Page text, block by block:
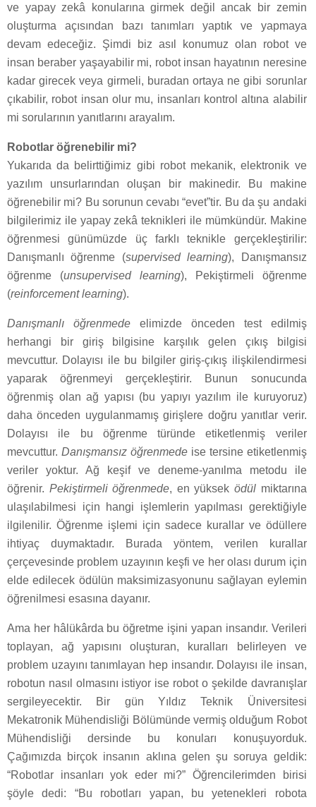
ve yapay zekâ konularına girmek değil ancak bir zemin
oluşturma açısından bazı tanımları yaptık ve yapmaya
devam edeceğiz. Şimdi biz asıl konumuz olan robot ve
insan beraber yaşayabilir mi, robot insan hayatının neresine
kadar girecek veya girmeli, buradan ortaya ne gibi sorunlar
çıkabilir, robot insan olur mu, insanları kontrol altına alabilir
mi sorularının yanıtlarını arayalım.
Robotlar öğrenebilir mi?
Yukarıda da belirttiğimiz gibi robot mekanik, elektronik ve
yazılım unsurlarından oluşan bir makinedir. Bu makine
öğrenebilir mi? Bu sorunun cevabı “evet”tir. Bu da şu andaki
bilgilerimiz ile yapay zekâ teknikleri ile mümkündür. Makine
öğrenmesi günümüzde üç farklı teknikle gerçekleştirilir:
Danışmanlı öğrenme (supervised learning), Danışmansız
öğrenme (unsupervised learning), Pekiştirmeli öğrenme
(reinforcement learning).
Danışmanlı öğrenmedeelimizde önceden test edilmiş
herhangi bir giriş bilgisine karşılık gelen çıkış bilgisi
mevcuttur. Dolayısı ile bu bilgiler giriş-çıkış ilişkilendirmesi
yaparak öğrenmeyi gerçekleştirir. Bunun sonucunda
öğrenmiş olan ağ yapısı (bu yapıyı yazılım ile kuruyoruz)
daha önceden uygulanmamış girişlere doğru yanıtlar verir.
Dolayısı ile bu öğrenme türünde etiketlenmiş veriler
mevcuttur. Danışmansız öğrenmedeise tersine etiketlenmiş
veriler yoktur. Ağ keşif ve deneme-yanılma metodu ile
öğrenir. Pekiştirmeli öğrenmede, en yükseködül miktarına
ulaşılabilmesi için hangi işlemlerin yapılması gerektiğiyle
ilgilenilir. Öğrenme işlemi için sadece kurallar ve ödüllere
ihtiyaç duymaktadır. Burada yöntem, verilen kurallar
çerçevesinde problem uzayının keşfi ve her olası durum için
elde edilecek ödülün maksimizasyonunu sağlayan eylemin
öğrenilmesi esasına dayanır.
Ama her hâlükârda bu öğretme işini yapan insandır. Verileri
toplayan, ağ yapısını oluşturan, kuralları belirleyen ve
problem uzayını tanımlayan hep insandır. Dolayısı ile insan,
robotun nasıl olmasını istiyor ise robot o şekilde davranışlar
sergileyecektir. Bir gün Yıldız Teknik Üniversitesi
Mekatronik Mühendisliği Bölümünde vermiş olduğum Robot
Mühendisliği dersinde bu konuları konuşuyorduk.
Çağımızda birçok insanın aklına gelen şu soruya geldik:
“Robotlar insanları yok eder mi?” Öğrencilerimden birisi
şöyle dedi: “Bu robotları yapan, bu yetenekleri robota